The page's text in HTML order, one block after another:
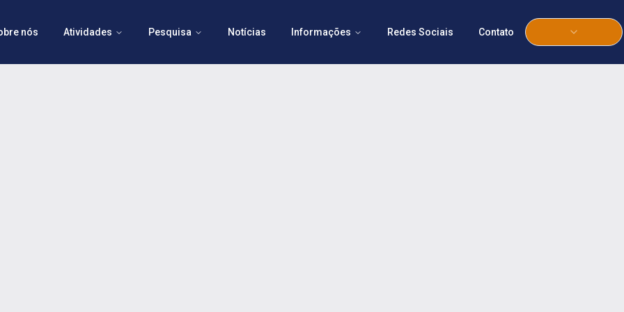
nós Atividades Pesquisa Notícias Informações Redes Sociais Contato